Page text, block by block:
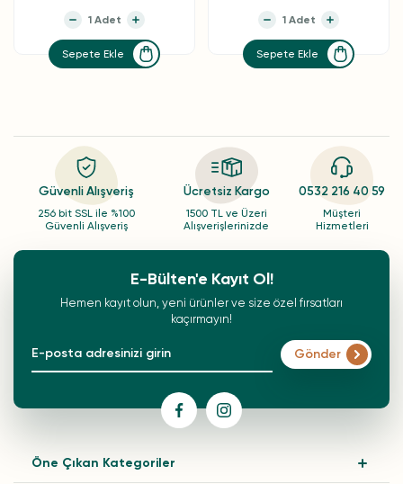
Sepete Ekle Sepete Ekle
Güvenli Alışveriş
256 bit SSL ile %100
Güvenli Alışveriş
Ücretsiz Kargo
1500 TL ve Üzeri
Alışverişlerinizde
0532 216 40 59
Müşteri
Hizmetleri
E-Bülten'e Kayıt Ol!
Hemen kayıt olun, yeni ürünler ve size özel fırsatları
kaçırmayın!
Gönder
Öne Çıkan Kategoriler